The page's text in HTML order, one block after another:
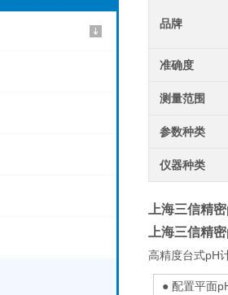
品牌
准确度
测量范围
参数种类
仪器种类
上海三信精
上海三信精
高精度台式pH
● 配置平面